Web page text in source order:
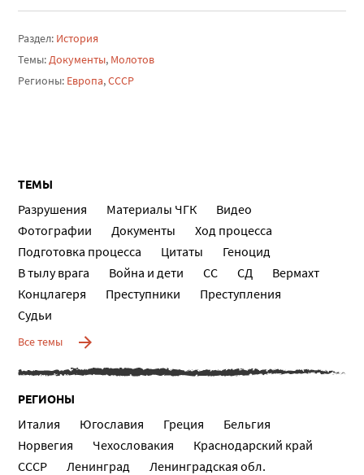
Раздел: История
Темы: Документы, Молотов
Регионы: Европа,СССР
ТЕМЫ
Разрушения Материалы ЧГК
Видео
Фотографии
Документы
Ход процесса
Подготовка процесса
Цитаты
Геноцид
В тылу врага
Война и дети СС СД
Вермахт
Концлагеря
Преступники
Преступления
Судьи
Все темы
РЕГИОНЫ
Италия Югославия Греция
Бельгия
Норвегия
Чехословакия
Краснодарский край
СССР
Ленинград
Ленинградская обл.